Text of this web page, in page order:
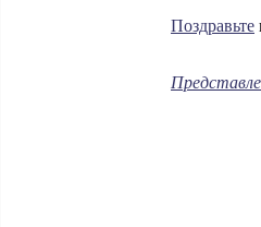
Поздравьте